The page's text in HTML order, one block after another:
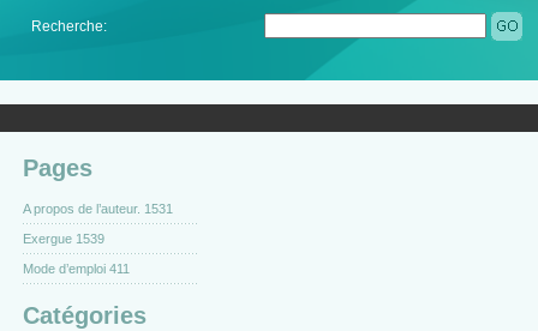
Recherche:
Pages
A propos de l’auteur. 1531
Exergue 1539
Mode d’emploi 411
Catégories